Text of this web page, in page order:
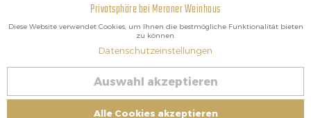
2026 Meraner Weinhaus
Vertrag widerrufen
Impressum|Cookies| MwSt-Nr. IT02578060218 | Bio-Zertifiziert:
Tracking Inaktiv
Privatsphäre bei Meraner Weinhaus
Diese Website verwendet Cookies, um Ihnen die bestmögliche Funktionalität bieten
zu können.
Datenschutzeinstellungen
Auswahl akzeptieren
Alle Cookies akzeptieren